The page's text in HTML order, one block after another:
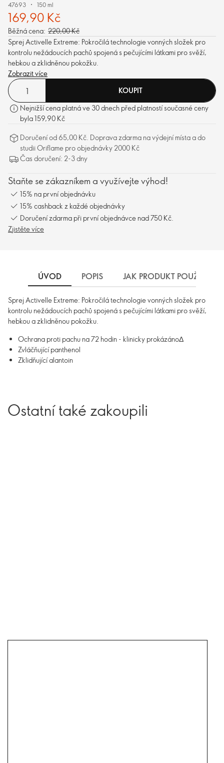
47693 150 ml
169,90 Kč
Běžná cena: 220,00 Kč
Sprej Activelle Extreme: Pokročilá technologie vonných složek pro
kontrolu nežádoucích pachů spojená s pečujícími látkami pro svěží,
hebkou a zklidněnou pokožku.
Zobrazit více
KOUPIT
Nejnižší cena platná ve 30 dnech před platností současné ceny
byla 159,90 Kč
Doručení od 65,00 Kč. Doprava zdarma na výdejní místa a do
studii Oriflame pro objednávky 2000 Kč
Čas doručení: 2-3 dny
Staňte se zákazníkem a využívejte výhod!
15% na první objednávku
15% cashback z každé objednávky
Doručení zdarma při první objednávce nad 750 Kč.
Zjistěte více
ÚVOD POPIS JAK PRODUKT POUŽÍVAT
Sprej Activelle Extreme: Pokročilá technologie vonných složek pro
kontrolu nežádoucích pachů spojená s pečujícími látkami pro svěží,
hebkou a zklidněnou pokožku.
Ochrana proti pachu na 72 hodin - klinicky prokázánoΔ
Zvláčňující panthenol
Zklidňující alantoin
Ostatní také zakoupili